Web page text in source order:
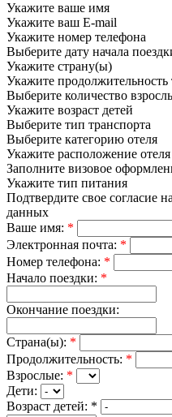
Укажите ваше имя
Укажите ваш E-mail
Укажите номер телефона
Выберите дату начала
Укажите страну(ы)
Укажите продолжительность
Выберите количество
Укажите возраст детей
Выберите тип транспорта
Выберите категорию отеля
Укажите расположение отеля
Заполните визовое
Укажите тип питания
Подтвердите свое согласие
данных
Ваше имя: *
Электронная почта: *
Номер телефона: *
Начало поездки: *
Окончание поездки:
Страна(ы): *
Продолжительность: *
Взрослые: *
Дети:
Возраст детей: *